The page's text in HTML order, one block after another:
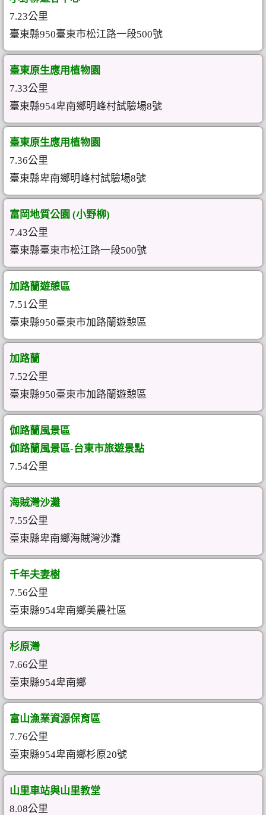
7.23公里
臺東縣950臺東市松江路一段500號
臺東原生應用植物園
7.33公里
臺東縣954卑南鄉明峰村試驗場8號
臺東原生應用植物園
7.36公里
臺東縣卑南鄉明峰村試驗場8號
富岡地質公園 (小野柳)
7.43公里
臺東縣臺東市松江路一段500號
加路蘭遊憩區
7.51公里
臺東縣950臺東市加路蘭遊憩區
加路蘭
7.52公里
臺東縣950臺東市加路蘭遊憩區
伽路蘭風景區
伽路蘭風景區-台東市旅遊景點
7.54公里
海賊灣沙灘
7.55公里
臺東縣卑南鄉海賊灣沙灘
千年夫妻樹
7.56公里
臺東縣954卑南鄉美農社區
杉原灣
7.66公里
臺東縣954卑南鄉
富山漁業資源保育區
7.76公里
臺東縣954卑南鄉杉原20號
山里車站與山里教堂
8.08公里